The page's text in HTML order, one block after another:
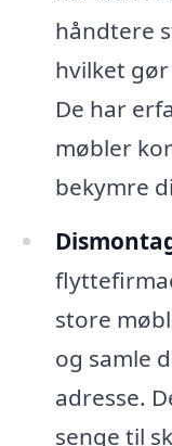
håndtere
hvilket
De har
møbler
bekymre
store
og samle
adresse.
senge til